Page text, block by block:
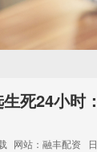
死24小时
网站：融丰配资